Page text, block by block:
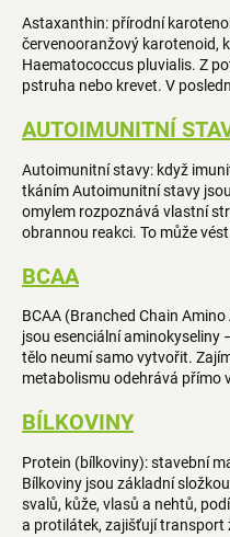
Astaxanthin: přírodní
červenooranžový karotenoid,
Haematococcus pluvialis. Z
pstruha nebo krevet. V
AUTOIMUNITNÍ
Autoimunitní stavy: když
tkáním Autoimunitní stavy
omylem rozpoznává vlastní
obrannou reakci. To může
BCAA
BCAA (Branched Chain
jsou esenciální aminokyseliny
tělo neumí samo vytvořit.
metabolismu odehrává přímo
BÍLKOVINY
Protein (bílkoviny): stavební
Bílkoviny jsou základní
svalů, kůže, vlasů a nehtů,
a protilátek, zajišťují transport